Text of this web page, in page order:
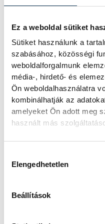
Ez a weboldal sütiket
Sütiket használunk a
szabásához, közösségi
weboldalforgalmunk
média-, hirdető- és
Ön weboldalhasználatra
kombinálhatják az
amelyeket Ön adott meg
használt más
Elengedhetetlen
Beállítások
BUDAPEST-BAMAKO
Budapest-
veszprémi
küzdelem
technikával